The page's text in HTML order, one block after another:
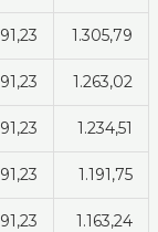
91,23 1.305,79
91,23 1.263,02
91,23 1.234,51
91,23 1.191,75
91,23 1.163,24